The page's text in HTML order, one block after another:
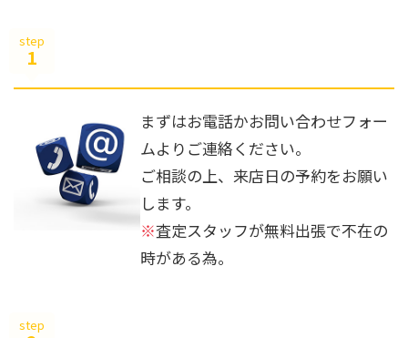
step
1
まずはお電話かお問い合わせフォー
ムよりご連絡ください。
ご相談の上、来店日の予約をお願い
します。
※査定スタッフが無料出張で不在の
時がある為。
step